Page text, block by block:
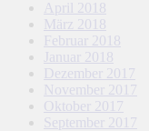
April 2018
März 2018
Februar 2018
Januar 2018
Dezember 2017
November 2017
Oktober 2017
September 2017